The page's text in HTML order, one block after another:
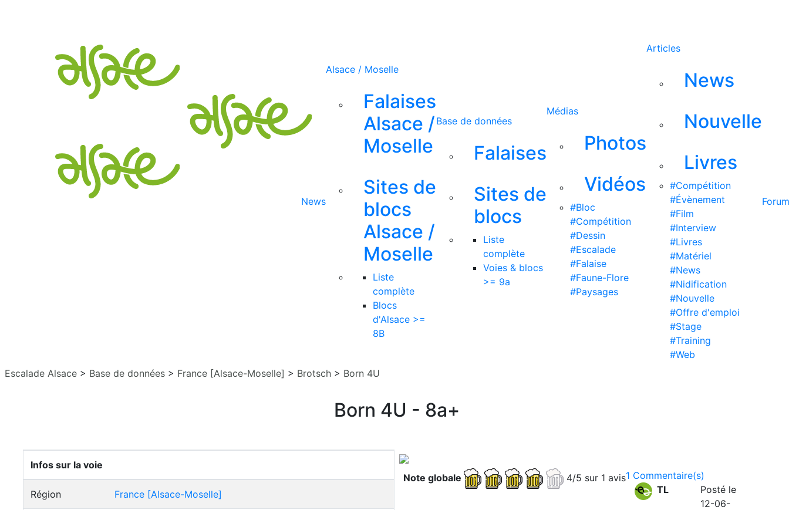
News
Alsace / Moselle
Falaises
Alsace /
Moselle
Sites de
blocs
Alsace /
Moselle
Liste
complète
Blocs
d'Alsace >=
8B
Base de données
Falaises
Sites de
blocs
Liste
complète
Voies & blocs
>= 9a
Médias
Photos
Vidéos
#Bloc
#Compétition
#Dessin
#Escalade
#Falaise
#Faune-Flore
#Paysages
Articles
News
Nouvelle
Livres
#Compétition
#Évènement
#Film
#Interview
#Livres
#Matériel
#News
#Nidification
#Nouvelle
#Offre d'emploi
#Stage
#Training
#Web
Forum
Escalade Alsace > Base de données > France [Alsace-Moselle] > Brotsch > Born 4U
Born 4U - 8a+
Infos sur la voie
Région France [Alsace-Moselle]
1 Commentaire(s)
Note globale
4/5 sur 1 avis
TL
Posté le
12-06-